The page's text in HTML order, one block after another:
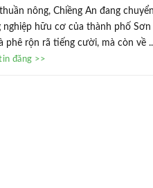
nông, Chiềng An đang
nghiệp hữu cơ của thành phố
phê rộn rã tiếng cười, mà còn về
đăng >>